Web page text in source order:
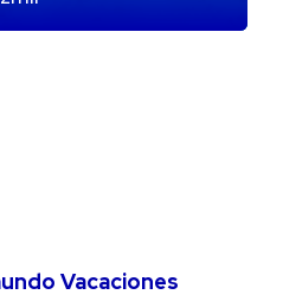
Vacaciones